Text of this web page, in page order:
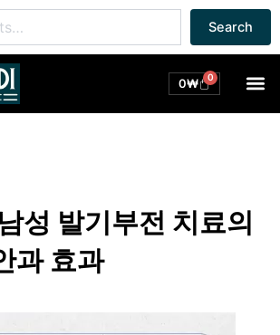
Search
0₩ 0
Cart
성 발기부전 치료의
과 효과